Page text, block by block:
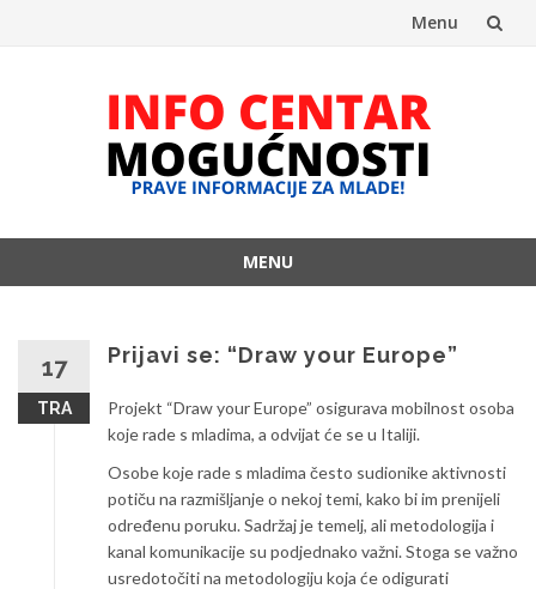
Menu
MENU
17
TRA
Prijavi se: “Draw your Europe”
Projekt “Draw your Europe” osigurava mobilnost osoba
koje rade s mladima, a odvijat će se u Italiji.
Osobe koje rade s mladima često sudionike aktivnosti
potiču na razmišljanje o nekoj temi, kako bi im prenijeli
određenu poruku. Sadržaj je temelj, ali metodologija i
kanal komunikacije su podjednako važni. Stoga se važno
usredotočiti na metodologiju koja će odigurati